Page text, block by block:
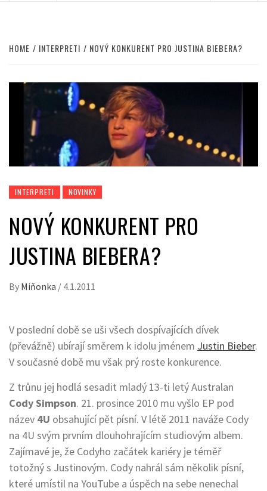
HOME INTERPRETI NOVÝ KONKURENT PRO JUSTINA BIEBERA?
INTERPRETI NOVINKY
NOVÝ KONKURENT PRO
JUSTINA BIEBERA?
By Miňonka / 4.1.2011
V poslední době se uši všech dospívajících dívek
(převážně) ubírají směrem k idolu jménem Justin Bieber.
V současné době mu však prý roste konkurence.
Z trůnu jej hodlá sesadit mladý 13-ti letý Australan
Cody Simpson. 21. prosince 2010 mu vyšlo EP pod
název 4U obsahující pět písní. V létě 2011 naváže Cody
na 4U svým prvním dlouhohrajícím studiovým albem.
Zajímavé je, že Codyho začátek kariéry je téměř
totožný s Justinovým. Cody nahrál sám několik písní,
které umístil na YouTube a úspěch na sebe nenechal